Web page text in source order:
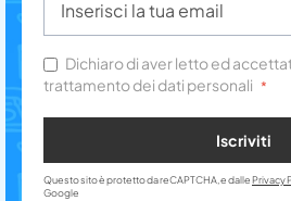
Dichiaro di aver letto ed
trattamento dei dati personali
Iscriviti
Questo sito è protetto da reCAPTCHA, e dalle Privacy
Google